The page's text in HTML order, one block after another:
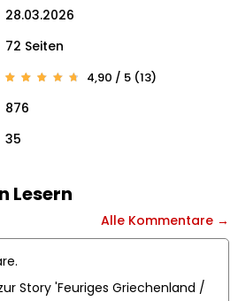
28.03.2026
72 Seiten
4.85
end
auf
4,90 / 5 (13)
876
35
Lesern
Alle Kommentare →
Story 'Feuriges Griechenland /